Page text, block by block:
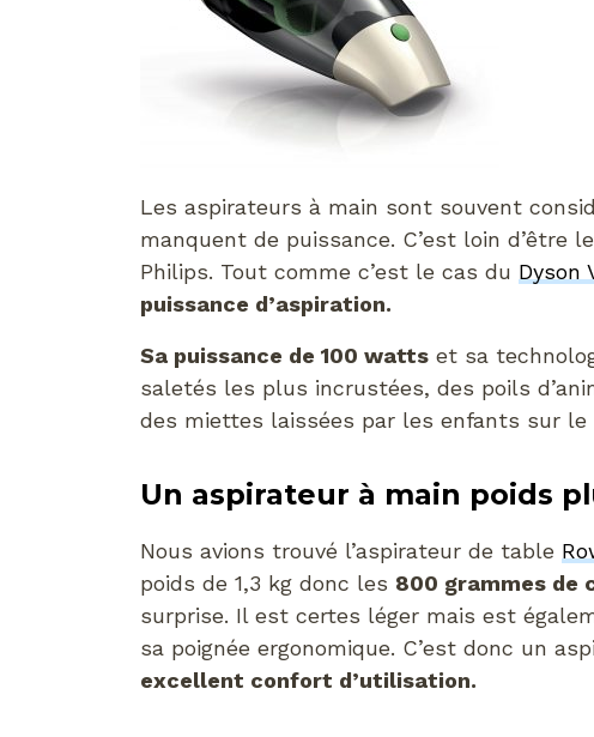
Les aspirateurs à main sont souvent
manquent de puissance. C’est loin d’être
Philips. Tout comme c’est le cas du Dyson
puissance d’aspiration.
Sa puissance de 100 watts et sa
saletés les plus incrustées, des poils
des miettes laissées par les enfants sur le
Un aspirateur à main poids
Nous avions trouvé l’aspirateur de table
poids de 1,3 kg donc les 800 grammes de
surprise. Il est certes léger mais est
sa poignée ergonomique. C’est donc un
excellent confort d’utilisation.